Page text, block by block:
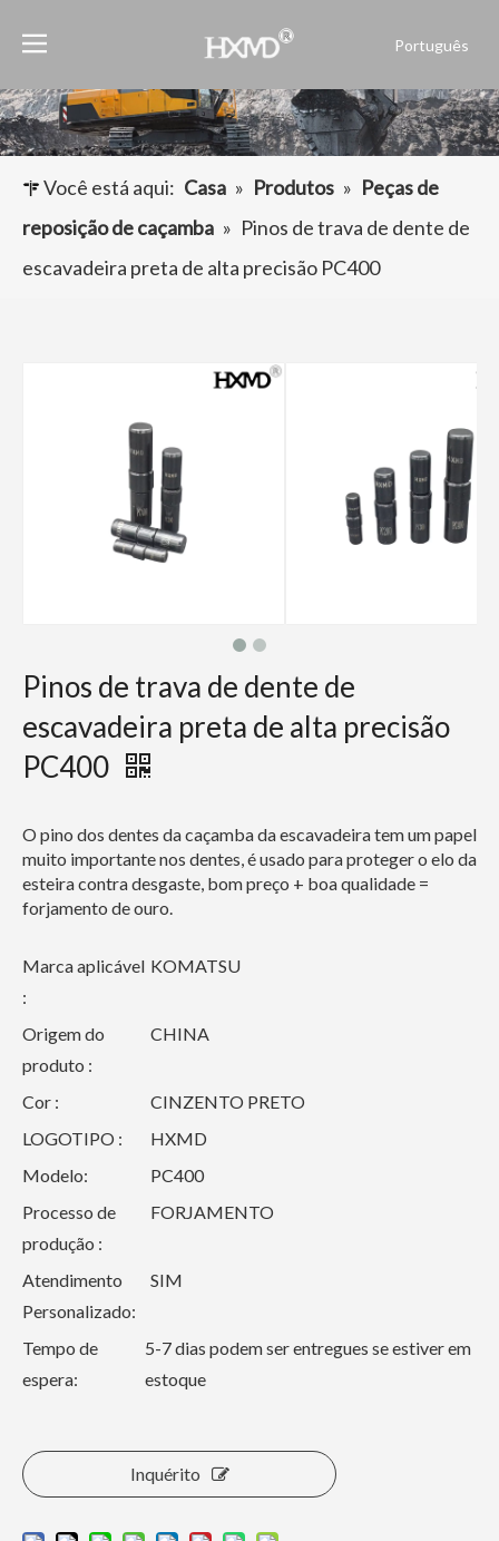
Português
العربية
Français
Pусский
Você está aqui: Casa » Produtos » Peças de
reposição de caçamba » Pinos de trava de dente de
escavadeira preta de alta precisão PC400
Pinos de trava de dente de
escavadeira preta de alta precisão
PC400
O pino dos dentes da caçamba da escavadeira tem um papel
muito importante nos dentes, é usado para proteger o elo da
esteira contra desgaste, bom preço + boa qualidade =
forjamento de ouro.
Marca aplicável
:
KOMATSU
Origem do
produto :
CHINA
Cor :
CINZENTO PRETO
LOGOTIPO :
HXMD
Modelo:
PC400
Processo de
produção :
FORJAMENTO
Atendimento
Personalizado:
SIM
Tempo de
espera:
5-7 dias podem ser entregues se estiver em
estoque
Inquérito